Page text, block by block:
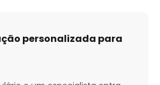
personalizada para